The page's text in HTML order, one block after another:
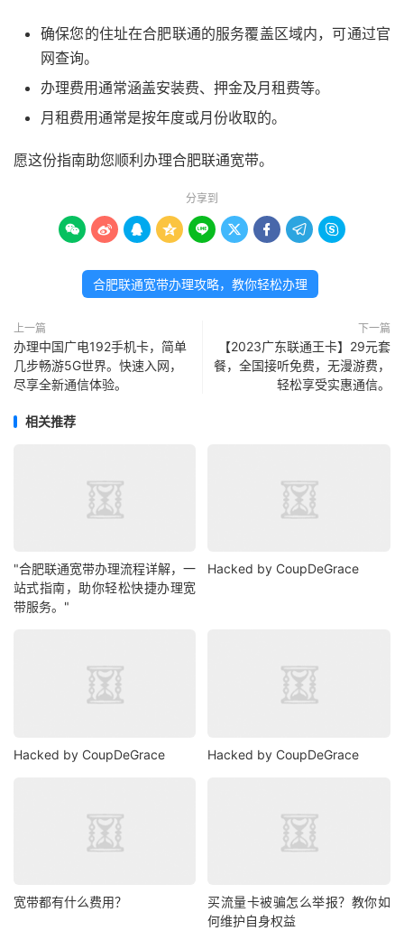
确保您的住址在合肥联通的服务覆盖区域内，可通过官
网查询。
办理费用通常涵盖安装费、押金及月租费等。
月租费用通常是按年度或月份收取的。
愿这份指南助您顺利办理合肥联通宽带。
分享到
        
合肥联通宽带办理攻略，教你轻松办理
上一篇
办理中国广电192手机卡，简单
几步畅游5G世界。快速入网，
尽享全新通信体验。
下一篇
【2023广东联通王卡】29元套
餐，全国接听免费，无漫游费，
轻松享受实惠通信。
相关推荐
"合肥联通宽带办理流程详解，一
站式指南，助你轻松快捷办理宽
带服务。"
Hacked by CoupDeGrace
Hacked by CoupDeGrace Hacked by CoupDeGrace
宽带都有什么费用？
买流量卡被骗怎么举报？教你如
何维护自身权益